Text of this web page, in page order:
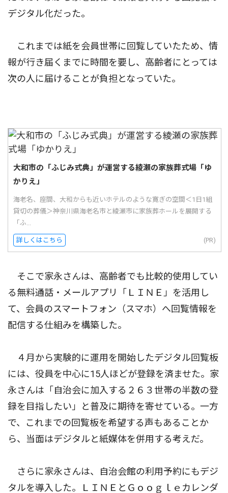
デジタル化だった。
これまでは紙を会員世帯に回覧していたため、情
報が行き届くまでに時間を要し、高齢者にとっては
次の人に届けることが負担となっていた。
大和市の「ふじみ式典」が運営する綾瀬の家族葬式場「ゆ
かりえ」
海老名、座間、大和からも近いホテルのような寛ぎの空間＜1日1組
貸切の葬儀＞神奈川県海老名市と綾瀬市に家族葬ホールを展開する
「ふ...
詳しくはこちら (PR)
そこで家永さんは、高齢者でも比較的使用してい
る無料通話・メールアプリ「ＬＩＮＥ」を活用し
て、会員のスマートフォン（スマホ）へ回覧情報を
配信する仕組みを構築した。
４月から実験的に運用を開始したデジタル回覧板
には、役員を中心に15人ほどが登録を済ませた。家
永さんは「自治会に加入する２６３世帯の半数の登
録を目指したい」と普及に期待を寄せている。一方
で、これまでの回覧板を希望する声もあることか
ら、当面はデジタルと紙媒体を併用する考えだ。
さらに家永さんは、自治会館の利用予約にもデジ
タルを導入した。ＬＩＮＥとＧｏｏｇｌｅカレンダ